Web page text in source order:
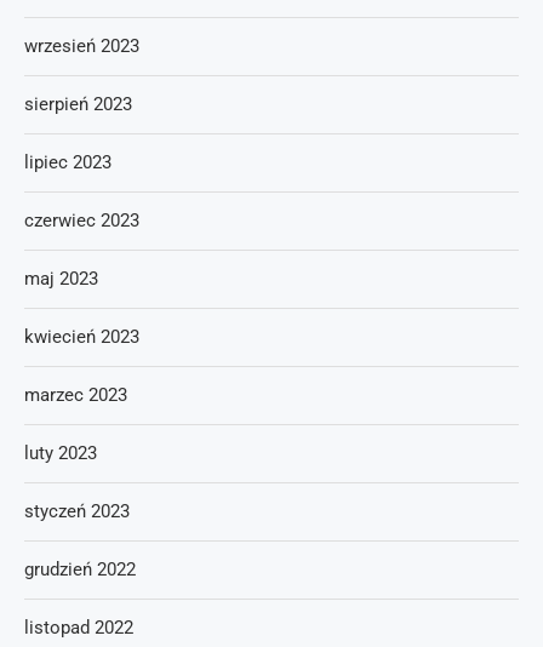
wrzesień 2023
sierpień 2023
lipiec 2023
czerwiec 2023
maj 2023
kwiecień 2023
marzec 2023
luty 2023
styczeń 2023
grudzień 2022
listopad 2022